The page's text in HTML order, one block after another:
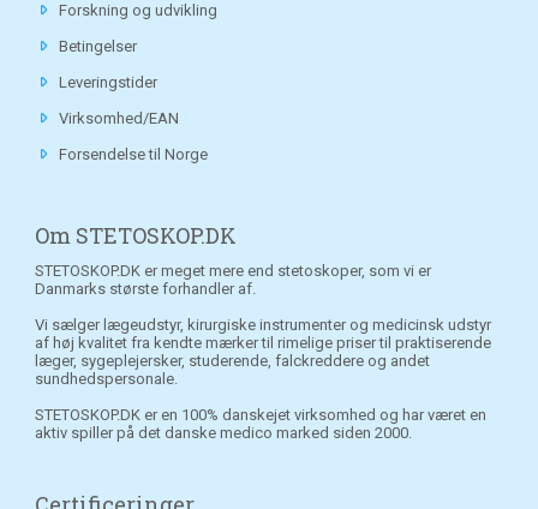
Forskning og udvikling
Betingelser
Leveringstider
Virksomhed/EAN
Forsendelse til Norge
Om STETOSKOP.DK
STETOSKOP.DK er meget mere end stetoskoper, som vi er
Danmarks største forhandler af.
Vi sælger lægeudstyr, kirurgiske instrumenter og medicinsk udstyr
af høj kvalitet fra kendte mærker til rimelige priser til praktiserende
læger, sygeplejersker, studerende, falckreddere og andet
sundhedspersonale.
STETOSKOP.DK er en 100% danskejet virksomhed og har været en
aktiv spiller på det danske medico marked siden 2000.